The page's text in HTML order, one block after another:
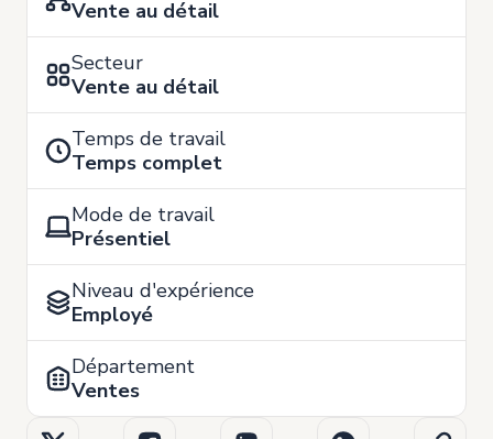
Vente au détail
Secteur
Vente au détail
Temps de travail
Temps complet
Mode de travail
Présentiel
Niveau d'expérience
Employé
Département
Ventes